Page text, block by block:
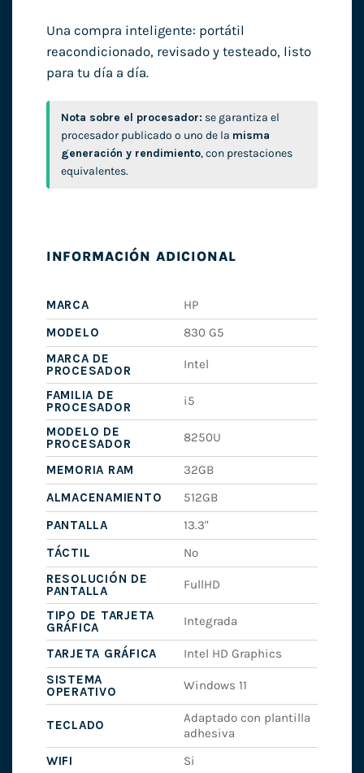
Una compra inteligente: portátil
reacondicionado, revisado y testeado, listo
para tu día a día.
Nota sobre el procesador: se garantiza el
procesador publicado o uno de la misma
generación y rendimiento, con prestaciones
equivalentes.
INFORMACIÓN ADICIONAL
MARCA
HP
MODELO
830 G5
MARCA DE
PROCESADOR
Intel
FAMILIA DE
PROCESADOR
i5
MODELO DE
PROCESADOR
8250U
MEMORIA RAM
32GB
ALMACENAMIENTO
512GB
PANTALLA
13.3"
TÁCTIL
No
RESOLUCIÓN DE
PANTALLA
FullHD
TIPO DE TARJETA
GRÁFICA
Integrada
TARJETA GRÁFICA
Intel HD Graphics
SISTEMA
OPERATIVO
Windows 11
TECLADO
Adaptado con plantilla
adhesiva
WIFI
Si